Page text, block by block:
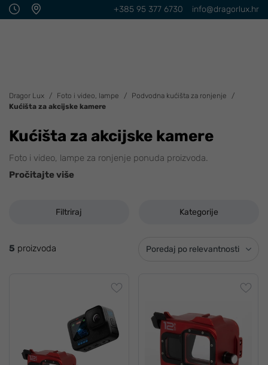
info@dragorlux.hr
+385 95 377 6730
Dragor Lux Foto i video, lampe
Podvodna kućišta za ronjenje
Kućišta za akcijske kamere
Kućišta za akcijske kamere
Foto i video, lampe za ronjenje ponuda proizvoda.
Pročitajte više
Filtriraj Kategorije
5 proizvoda Poredaj po relevantnosti